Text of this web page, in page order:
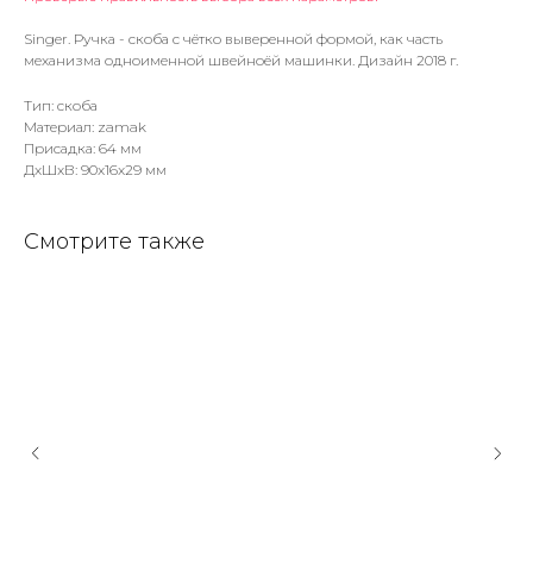
Singer. Ручка - скоба с чётко выверенной формой, как часть
механизма одноименной швейноёй машинки. Дизайн 2018 г.
Тип: скоба
Материал: zamak
Присадка: 64 мм
ДxШxВ: 90x16x29 мм
Смотрите также